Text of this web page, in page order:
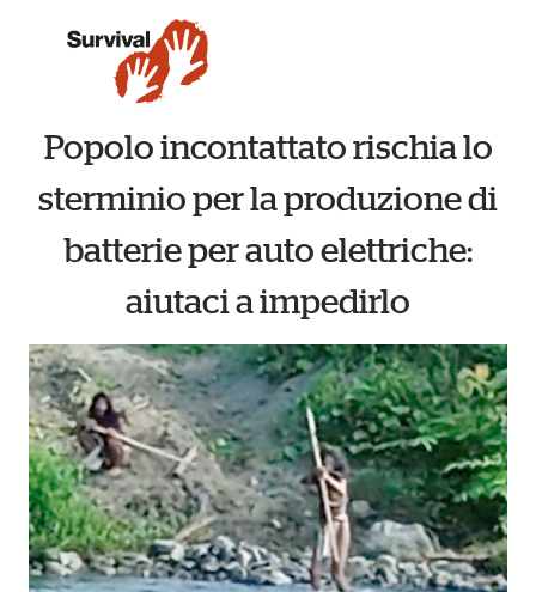
Popolo incontattato rischia lo
sterminio per la produzione di
batterie per auto elettriche:
aiutaci a impedirlo